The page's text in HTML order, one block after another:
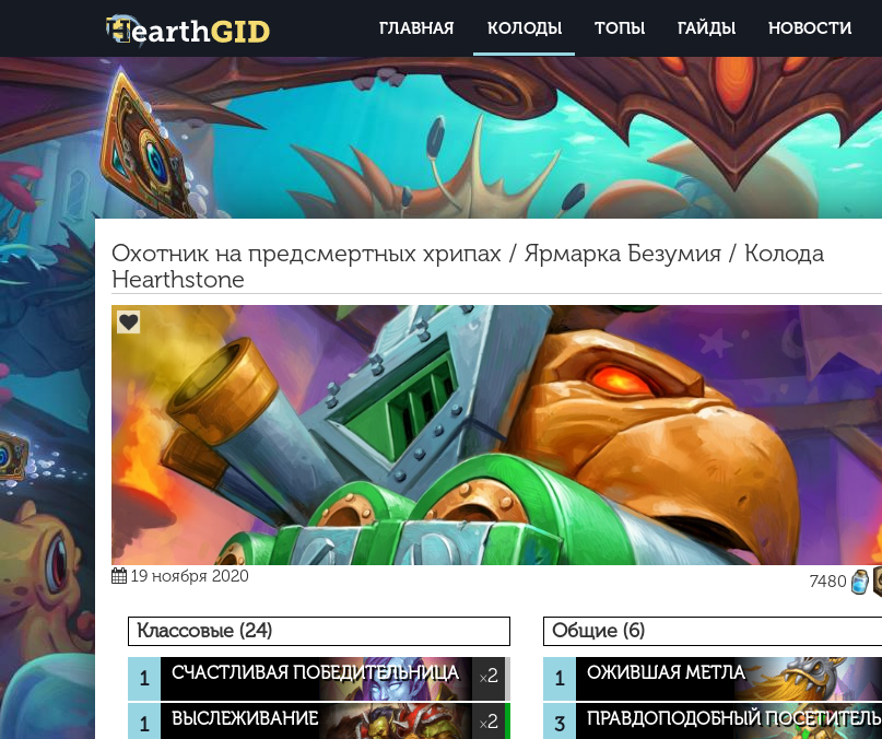
ГЛАВНАЯ КОЛОДЫ ТОПЫ ГАЙДЫ НОВОСТИ
Охотник на предсмертных хрипах / Ярмарка Безумия / Колода
Hearthstone
19 ноября 2020 7480
Классовые (24)
1
СЧАСТЛИВАЯ ПОБЕДИТЕЛЬНИЦА ×2
1 ВЫСЛЕЖИВАНИЕ ×2
Общие (6)
1
ОЖИВШАЯ МЕТЛА
3 ПРАВДОПОДОБНЫЙ ПОСЕТИТЕЛЬ